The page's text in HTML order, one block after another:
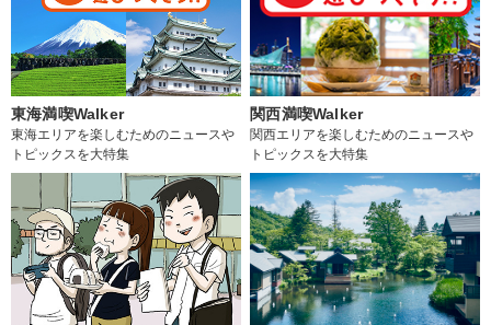
東海満喫Walker
東海エリアを楽しむためのニュースや
トピックスを大特集
関西満喫Walker
関西エリアを楽しむためのニュースや
トピックスを大特集